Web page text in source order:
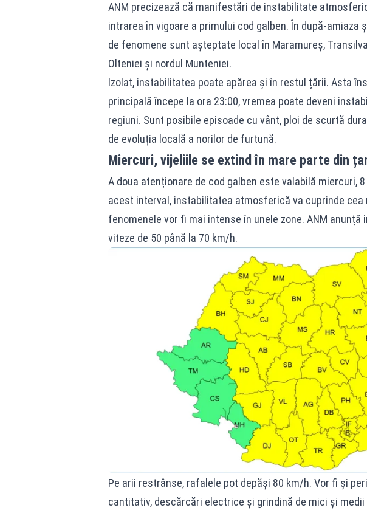
ANM precizează că manifestări de instabilitate
intrarea în vigoare a primului cod galben. În după-amiaza
de fenomene sunt așteptate local în Maramureș,
Olteniei și nordul Munteniei.
Izolat, instabilitatea poate apărea și în restul țării. Asta
principală începe la ora 23:00, vremea poate deveni
regiuni. Sunt posibile episoade cu vânt, ploi de scurtă
de evoluția locală a norilor de furtună.
Miercuri, vijeliile se extind în mare parte din
A doua atenționare de cod galben este valabilă miercuri,
acest interval, instabilitatea atmosferică va cuprinde cea
fenomenele vor fi mai intense în unele zone. ANM
viteze de 50 până la 70 km/h.
Pe arii restrânse, rafalele pot depăși 80 km/h. Vor fi și
cantitativ, descărcări electrice și grindină de mici și